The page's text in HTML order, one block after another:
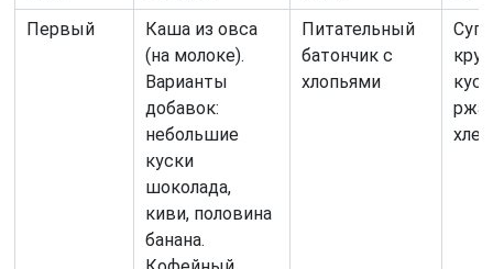
Первый
Каша из овса
(на молоке).
Варианты
добавок:
небольшие
куски
шоколада,
киви, половина
банана.
Питательный
батончик с
хлопьями
Суп